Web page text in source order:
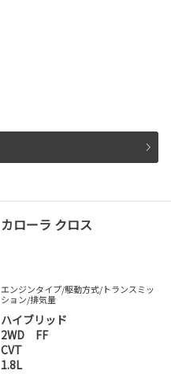
カローラ クロス
エンジンタイプ/駆動方式/トランスミッ
ション/排気量
ハイブリッド
2WD FF
CVT
1.8L